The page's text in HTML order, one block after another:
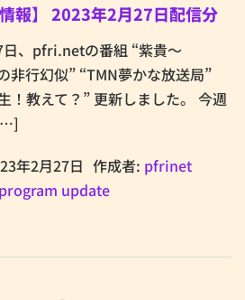
情報】 2023年2月27日配信分
、pfri.netの番組 “紫貴～
非行幻似” “TMN夢かな放送局”
！教えて？” 更新しました。 今週
年2月27日 作成者: pfrinet
program update